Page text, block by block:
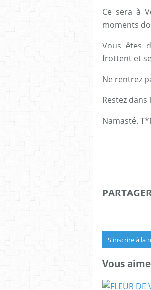
Ce sera à
moments
Vous êtes
frottent et
Ne rentrez
Restez dans
Namasté.
S'inscrire à la
Vous